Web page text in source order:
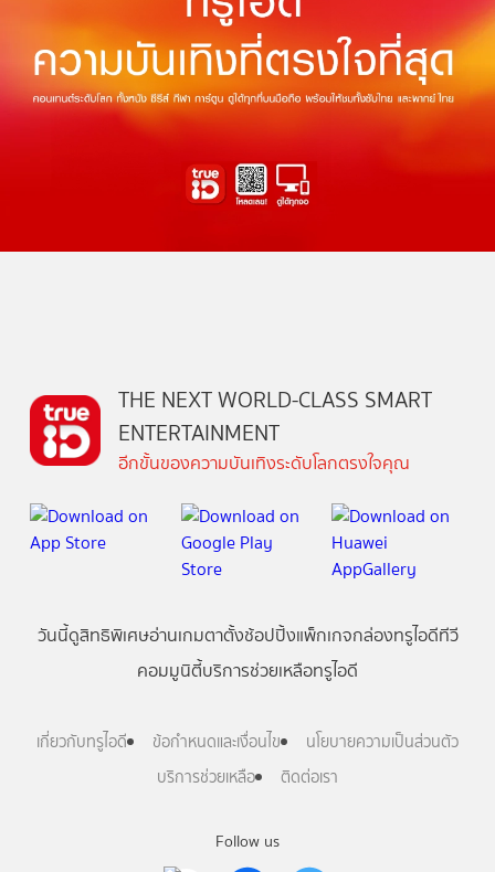
Follow us
THE NEXT WORLD-CLASS SMART
ENTERTAINMENT
อีกขั้นของความบันเทิงระดับโลกตรงใจคุณ
วันนี้ดูสิทธิพิเศษอ่านเกมตาตั้งช้อปปิ้งแพ็กเกจกล่องทรูไอดีทีวี
คอมมูนิตี้บริการช่วยเหลือทรูไอดี
เกี่ยวกับทรูไอดี ข้อกำหนดและเงื่อนไข
นโยบายความเป็นส่วนตัว
บริการช่วยเหลือ
ติดต่อเรา